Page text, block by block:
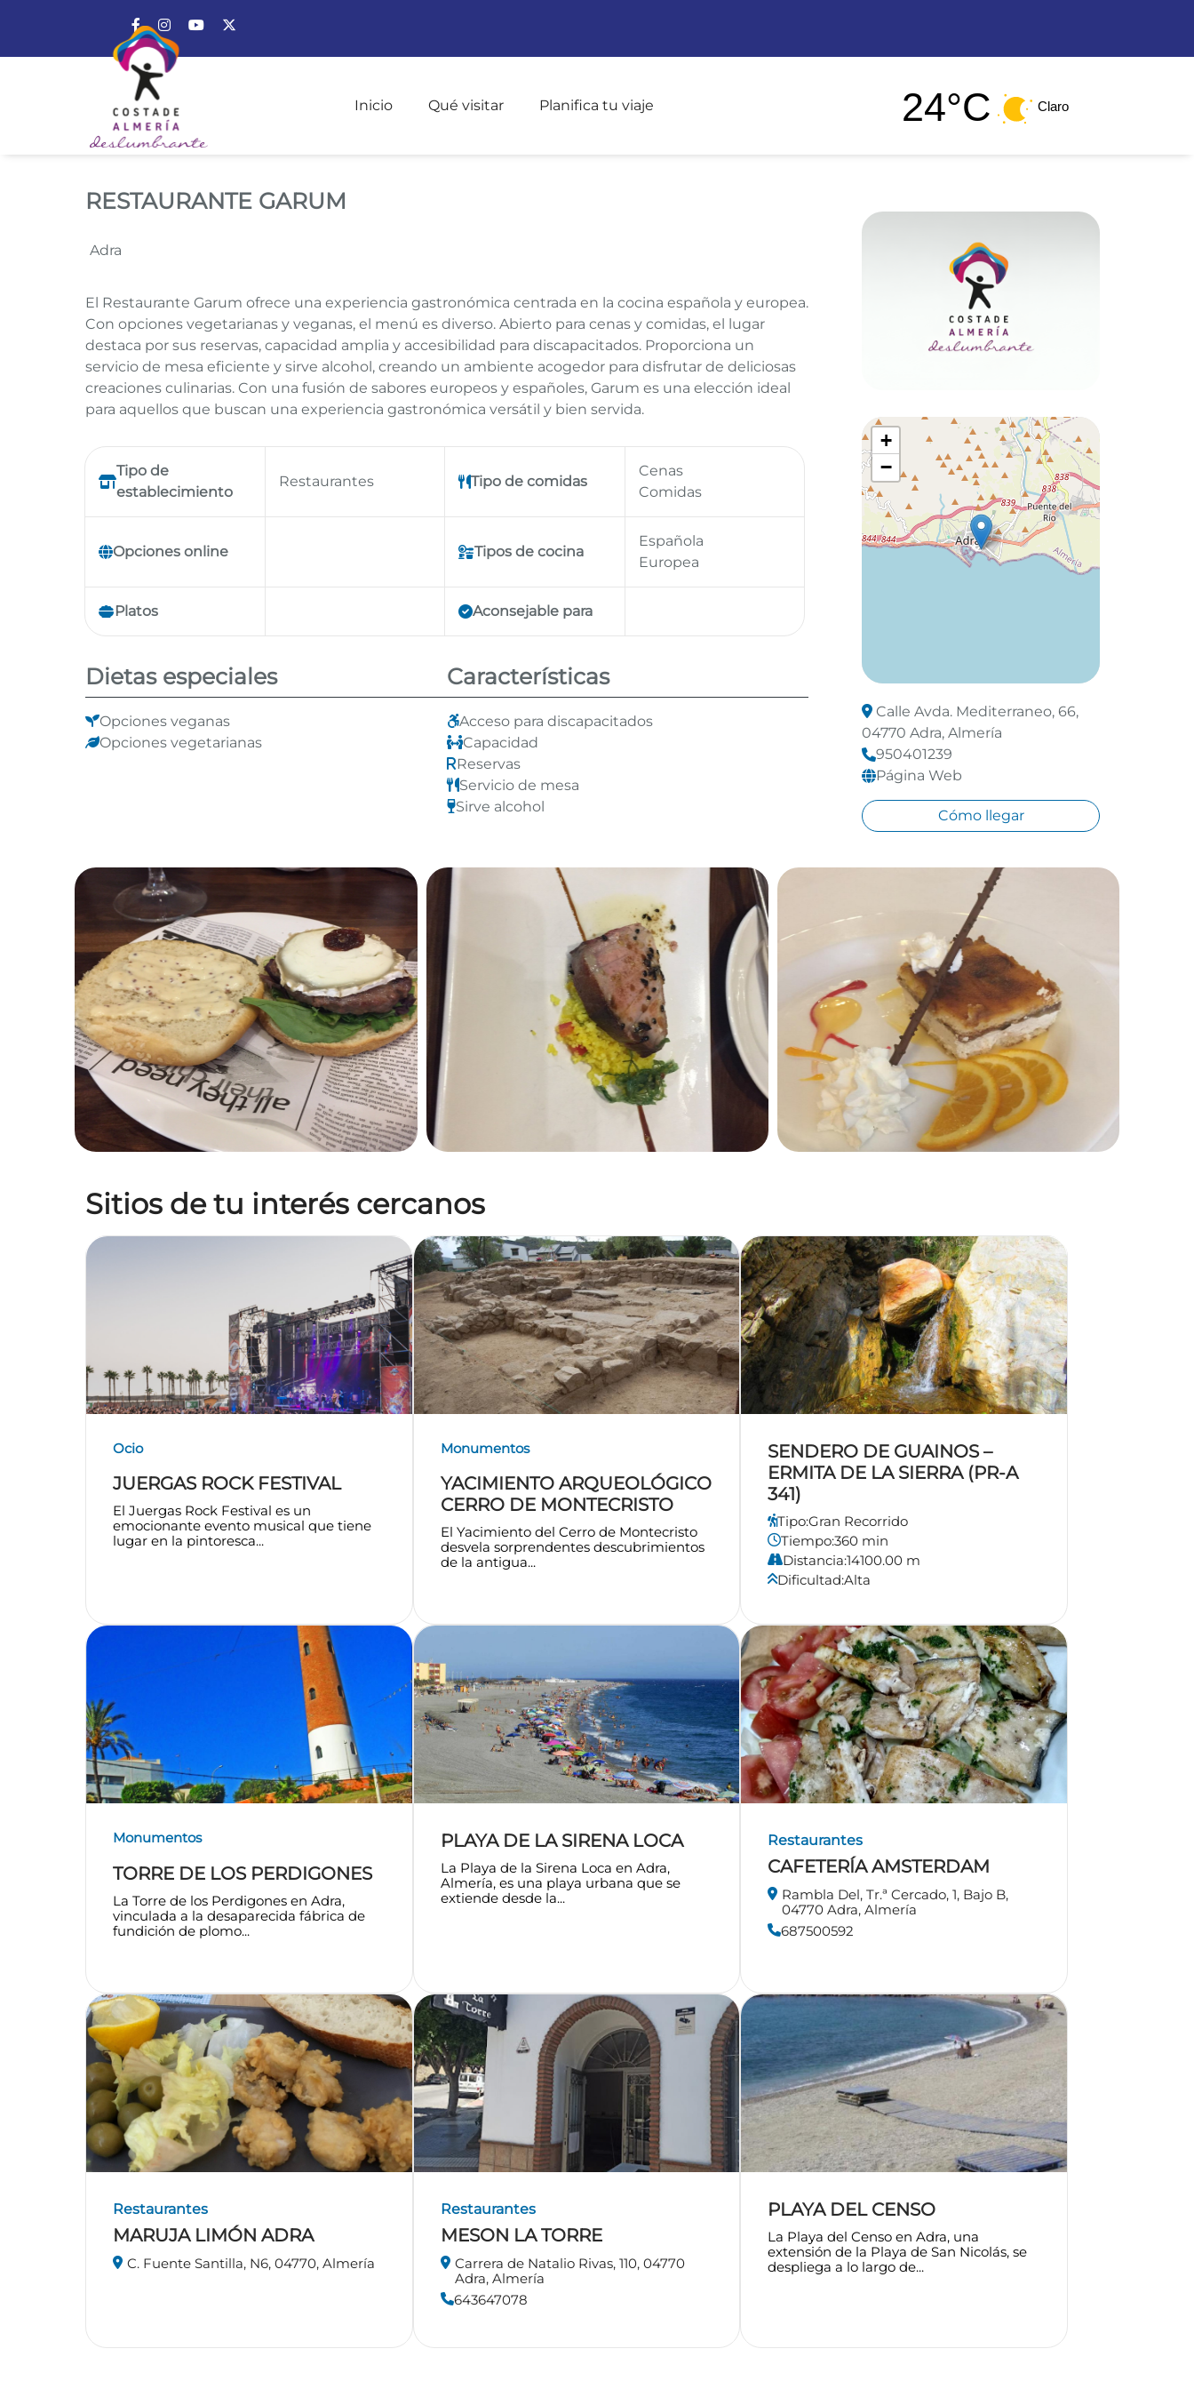
Enlace a Facebook
Enlace a Instagram
Enlace a Youtube Channel
Inicio Qué visitar Planifica tu viaje 24°C Claro
RESTAURANTE GARUM
RESTAURANTE GARUM
Adra
El Restaurante Garum ofrece una experiencia gastronómica centrada en la cocina española y europea.
Con opciones vegetarianas y veganas, el menú es diverso. Abierto para cenas y comidas, el lugar
destaca por sus reservas, capacidad amplia y accesibilidad para discapacitados. Proporciona un
servicio de mesa eficiente y sirve alcohol, creando un ambiente acogedor para disfrutar de deliciosas
creaciones culinarias. Con una fusión de sabores europeos y españoles, Garum es una elección ideal
para aquellos que buscan una experiencia gastronómica versátil y bien servida.
Tipo de
establecimiento
Restaurantes Tipo de comidas
Cenas
Comidas
Opciones online Tipos de cocina
Española
Europea
Platos Aconsejable para
Dietas especiales
Opciones veganas
Opciones vegetarianas
Características
Acceso para discapacitados
Capacidad
Reservas
Servicio de mesa
Sirve alcohol
+
−
Calle Avda. Mediterraneo, 66,
04770 Adra, Almería
950401239
Página Web
Cómo llegar
Sitios de tu interés cercanos
Ocio
JUERGAS ROCK FESTIVAL
El Juergas Rock Festival es un
emocionante evento musical que tiene
lugar en la pintoresca...
Monumentos
YACIMIENTO ARQUEOLÓGICO
CERRO DE MONTECRISTO
El Yacimiento del Cerro de Montecristo
desvela sorprendentes descubrimientos
de la antigua...
SENDERO DE GUAINOS –
ERMITA DE LA SIERRA (PR-A
341)
Tipo:Gran Recorrido
Tiempo:360 min
Distancia:14100.00 m
Dificultad:Alta
Monumentos
TORRE DE LOS PERDIGONES
La Torre de los Perdigones en Adra,
vinculada a la desaparecida fábrica de
fundición de plomo...
PLAYA DE LA SIRENA LOCA
La Playa de la Sirena Loca en Adra,
Almería, es una playa urbana que se
extiende desde la...
Restaurantes
CAFETERÍA AMSTERDAM
Rambla Del, Tr.ª Cercado, 1, Bajo B,
04770 Adra, Almería
687500592
Restaurantes
MARUJA LIMÓN ADRA
C. Fuente Santilla, N6, 04770, Almería
Restaurantes
MESON LA TORRE
Carrera de Natalio Rivas, 110, 04770
Adra, Almería
643647078
PLAYA DEL CENSO
La Playa del Censo en Adra, una
extensión de la Playa de San Nicolás, se
despliega a lo largo de...